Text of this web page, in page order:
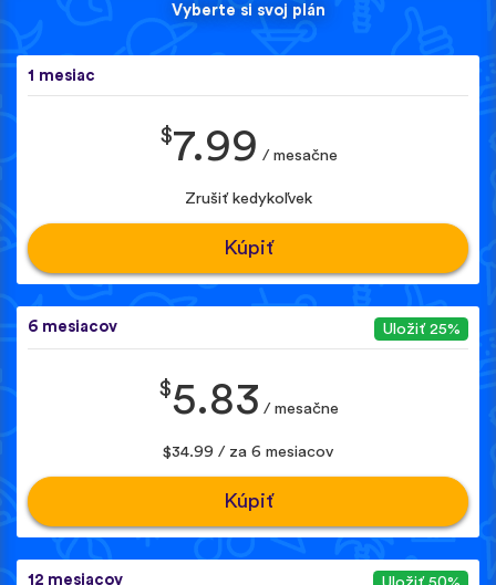
Vyberte si svoj plán
1 mesiac
$7.99 / mesačne
Zrušiť kedykoľvek
Kúpiť
6 mesiacov Uložiť 25%
$5.83 / mesačne
$34.99 / za 6 mesiacov
Kúpiť
12 mesiacov